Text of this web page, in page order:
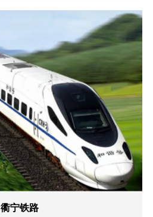
衢宁铁路